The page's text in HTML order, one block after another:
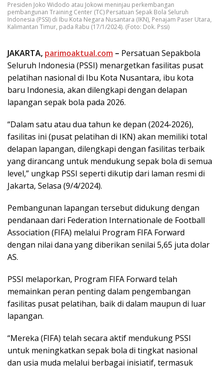
Presiden Joko Widodo atau Jokowi meninjau perkembangan
pembangunan Training Center (TC) Persatuan Sepak Bola Seluruh
Indonesia (PSSI) di Ibu Kota Negara Nusantara (IKN), Penajam Paser Utara,
Kalimantan Timur, pada Rabu (17/1/2024). (Foto: Dok. Pssi)
JAKARTA, parimoaktual.com – Persatuan Sepakbola
Seluruh Indonesia (PSSI) menargetkan fasilitas pusat
pelatihan nasional di Ibu Kota Nusantara, ibu kota
baru Indonesia, akan dilengkapi dengan delapan
lapangan sepak bola pada 2026.
“Dalam satu atau dua tahun ke depan (2024-2026),
fasilitas ini (pusat pelatihan di IKN) akan memiliki total
delapan lapangan, dilengkapi dengan fasilitas terbaik
yang dirancang untuk mendukung sepak bola di semua
level,” ungkap PSSI seperti dikutip dari laman resmi di
Jakarta, Selasa (9/4/2024).
Pembangunan lapangan tersebut didukung dengan
pendanaan dari Federation Internationale de Football
Association (FIFA) melalui Program FIFA Forward
dengan nilai dana yang diberikan senilai 5,65 juta dolar
AS.
PSSI melaporkan, Program FIFA Forward telah
memainkan peran penting dalam pengembangan
fasilitas pusat pelatihan, baik di dalam maupun di luar
lapangan.
“Mereka (FIFA) telah secara aktif mendukung PSSI
untuk meningkatkan sepak bola di tingkat nasional
dan usia muda melalui berbagai inisiatif, termasuk